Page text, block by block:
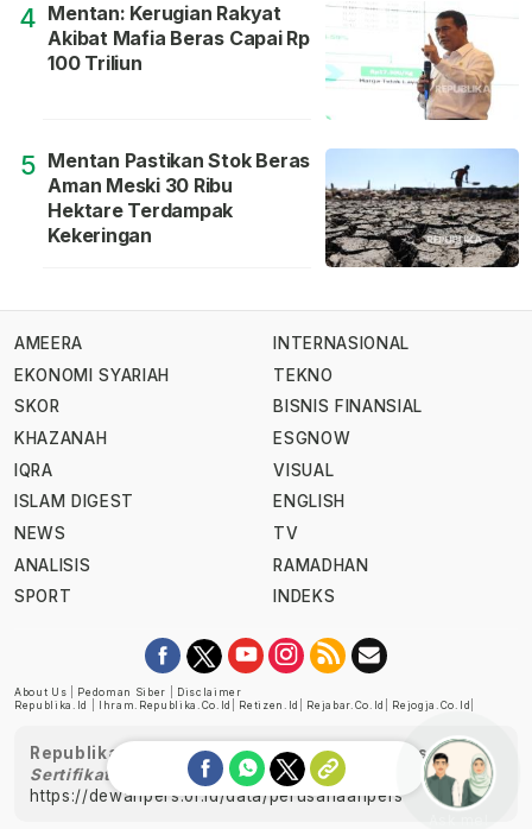
4 Mentan: Kerugian Rakyat
Akibat Mafia Beras Capai Rp
100 Triliun
5 Mentan Pastikan Stok Beras
Aman Meski 30 Ribu
Hektare Terdampak
Kekeringan
AMEERA
EKONOMI SYARIAH
SKOR
KHAZANAH
IQRA
ISLAM DIGEST
NEWS
ANALISIS
SPORT
INTERNASIONAL
TEKNO
BISNIS FINANSIAL
ESGNOW
VISUAL
ENGLISH
TV
RAMADHAN
INDEKS
About Us Pedoman Siber
Disclaimer
Republika.id
Ihram.republika.co.id Retizen.id Rejabar.co.id Rejogja.co.id
Republika telah diverifikasi oleh Dewan Pers
Sertifikat Nomor 1058/DP-Verifikasi/K/XII/2022
https://dewanpers.or.id/data/perusahaanpers